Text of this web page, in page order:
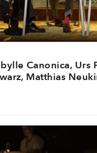
Canonica, Urs
Matthias